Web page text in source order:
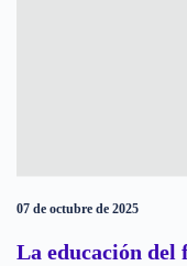
07 de octubre de 2025
La educación del